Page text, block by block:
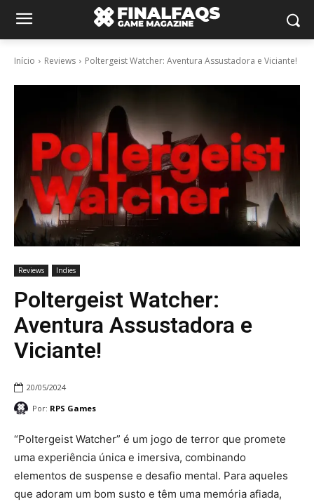
Início Reviews Poltergeist Watcher: Aventura Assustadora e Viciante!
Reviews Indies
Poltergeist Watcher:
Aventura Assustadora e
Viciante!
20/05/2024
Por: RPS Games
“Poltergeist Watcher” é um jogo de terror que promete
uma experiência única e imersiva, combinando
elementos de suspense e desafio mental. Para aqueles
que adoram um bom susto e têm uma memória afiada,